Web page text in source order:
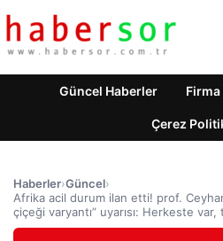
Güncel Haberler Firma
Çerez
Haberler›Güncel›
Afrika acil durum ilan etti! prof.
çiçeği varyantı” uyarısı: Herkeste